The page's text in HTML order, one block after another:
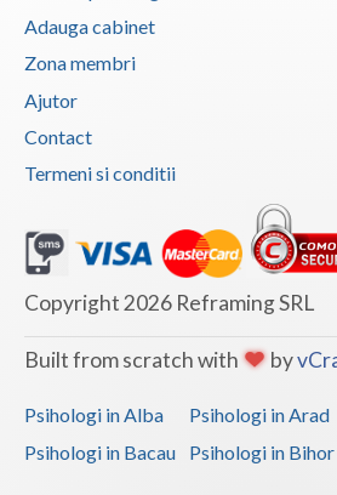
Psihoterapie suportiva (1)
Psihoterapie, asistenta si
Terapie suportiva pentru persoane
(1)
Terapie suportiva pentru
Terapii de scurta durata (1)
Adauga cabinet
Zona membri
Ajutor
Contact
Termeni si conditii
Copyright 2026 Reframing SRL
Built from scratch with by
Psihologi in Alba Psihologi in Arad
Psihologi in Bacau
Psihologi in Bihor